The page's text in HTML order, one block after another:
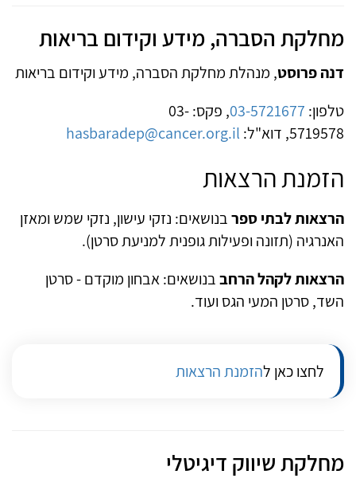
מחלקת הסברה, מידע וקידום בריאות
דנה פרוסט, מנהלת מחלקת הסברה, מידע וקידום בריאות
טלפון: 03-5721677
, פקס: 03-
5719578, דוא"ל:
hasbaradep@cancer.org.il
הזמנת הרצאות
הרצאות לבתי ספרבנושאים: נזקי עישון, נזקי שמש ומאזן
האנרגיה (תזונה ופעילות גופנית למניעת סרטן).
הרצאות לקהל הרחבבנושאים: אבחון מוקדם - סרטן
השד, סרטן המעי הגס ועוד.
לחצו כאן להזמנת הרצאות
מחלקת שיווק דיגיטלי